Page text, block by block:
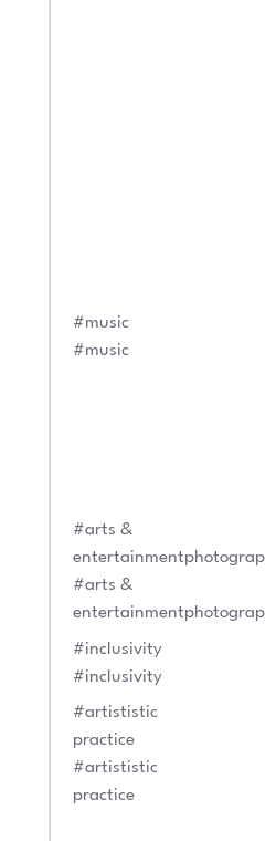
#music
#music
#arts &
#arts &
#inclusivity
#inclusivity
#artististic
practice
#artististic
practice